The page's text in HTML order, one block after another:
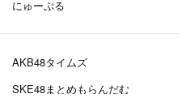
にゅーぷる
AKB48タイムズ
SKE48まとめもらんだむ